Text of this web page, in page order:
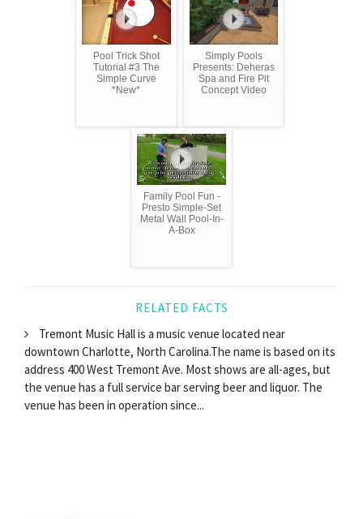
Pool Trick Shot
Tutorial #3 The
Simple Curve
*New*
Simply Pools
Presents: Deheras
Spa and Fire Pit
Concept Video
Family Pool Fun -
Presto Simple-Set
Metal Wall Pool-In-
A-Box
RELATED FACTS
Tremont Music Hall is a music venue located near
downtown Charlotte, North Carolina.The name is based on its
address 400 West Tremont Ave. Most shows are all-ages, but
the venue has a full service bar serving beer and liquor. The
venue has been in operation since...